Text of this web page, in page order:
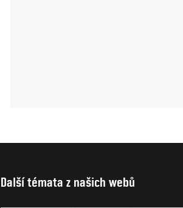
Další témata z našich webů